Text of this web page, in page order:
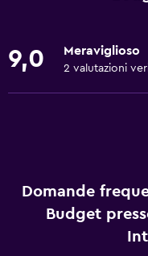
9,0 Meraviglioso
2 valutazioni
Domande
Budget